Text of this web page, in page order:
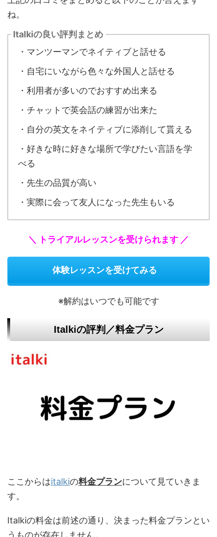
ね。
Italkiの良い評判まとめ
・マンツーマンでネイティブと話せる
・自宅にいながら色々な外国人と話せる
・利用者が多いのでおすすめ出来る
・チャットで英会話の練習が出来た
・自分の英文をネイティブに添削して貰える
・好きな時に好きな場所で学びたい言語を学
べる
・先生の品質が高い
・実際に会って友人になった先生もいる
＼ トライアルレッスンを受けられます ／
体験レッスンを受けてみる
※解約はいつでも可能です
Italkiの評判／料金プラン
ここからはitalkiの料金プランについて見ていきま
す。
Italkiの料金は前述の通り、決まった料金プランとい
うものが存在しません。